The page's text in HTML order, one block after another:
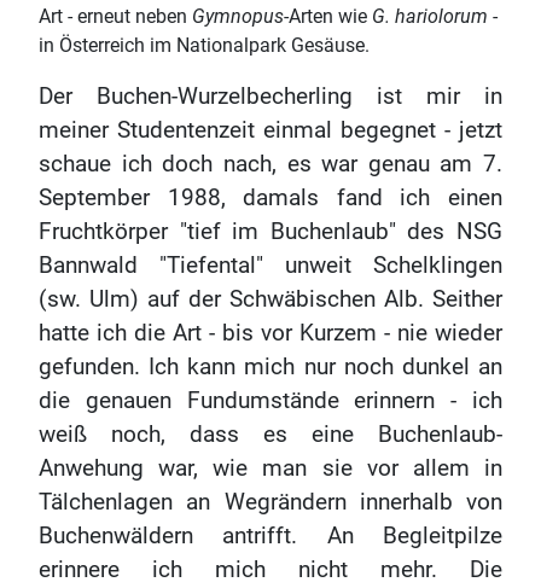
Art - erneut neben Gymnopus-Arten wie G. hariolorum -
in Österreich im Nationalpark Gesäuse.
Der Buchen-Wurzelbecherling ist mir in
meiner Studentenzeit einmal begegnet - jetzt
schaue ich doch nach, es war genau am 7.
September 1988, damals fand ich einen
Fruchtkörper "tief im Buchenlaub" des NSG
Bannwald "Tiefental" unweit Schelklingen
(sw. Ulm) auf der Schwäbischen Alb. Seither
hatte ich die Art - bis vor Kurzem - nie wieder
gefunden. Ich kann mich nur noch dunkel an
die genauen Fundumstände erinnern - ich
weiß noch, dass es eine Buchenlaub-
Anwehung war, wie man sie vor allem in
Tälchenlagen an Wegrändern innerhalb von
Buchenwäldern antrifft. An Begleitpilze
erinnere ich mich nicht mehr. Die